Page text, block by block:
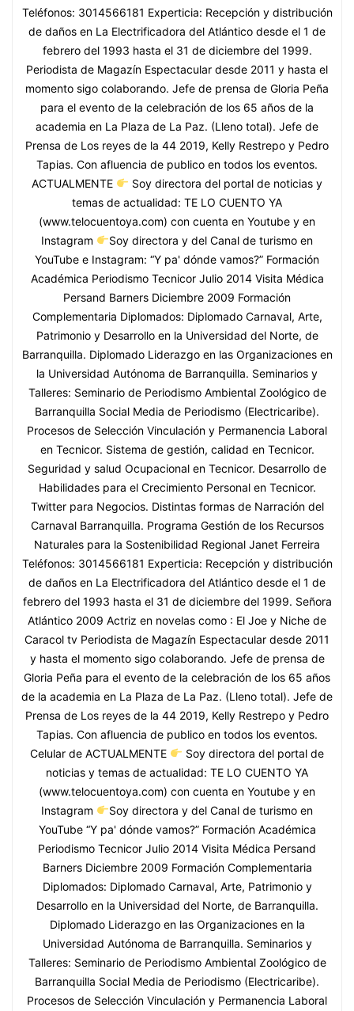
Teléfonos: 3014566181 Experticia: Recepción y distribución
de daños en La Electrificadora del Atlántico desde el 1 de
febrero del 1993 hasta el 31 de diciembre del 1999.
Periodista de Magazín Espectacular desde 2011 y hasta el
momento sigo colaborando. Jefe de prensa de Gloria Peña
para el evento de la celebración de los 65 años de la
academia en La Plaza de La Paz. (Lleno total). Jefe de
Prensa de Los reyes de la 44 2019, Kelly Restrepo y Pedro
Tapias. Con afluencia de publico en todos los eventos.
ACTUALMENTE
Soy directora del portal de noticias y
temas de actualidad: TE LO CUENTO YA
(www.telocuentoya.com) con cuenta en Youtube y en
Instagram
Soy directora y del Canal de turismo en
YouTube e Instagram: “Y pa' dónde vamos?” Formación
Académica Periodismo Tecnicor Julio 2014 Visita Médica
Persand Barners Diciembre 2009 Formación
Complementaria Diplomados: Diplomado Carnaval, Arte,
Patrimonio y Desarrollo en la Universidad del Norte, de
Barranquilla. Diplomado Liderazgo en las Organizaciones en
la Universidad Autónoma de Barranquilla. Seminarios y
Talleres: Seminario de Periodismo Ambiental Zoológico de
Barranquilla Social Media de Periodismo (Electricaribe).
Procesos de Selección Vinculación y Permanencia Laboral
en Tecnicor. Sistema de gestión, calidad en Tecnicor.
Seguridad y salud Ocupacional en Tecnicor. Desarrollo de
Habilidades para el Crecimiento Personal en Tecnicor.
Twitter para Negocios. Distintas formas de Narración del
Carnaval Barranquilla. Programa Gestión de los Recursos
Naturales para la Sostenibilidad Regional Janet Ferreira
Teléfonos: 3014566181 Experticia: Recepción y distribución
de daños en La Electrificadora del Atlántico desde el 1 de
febrero del 1993 hasta el 31 de diciembre del 1999. Señora
Atlántico 2009 Actriz en novelas como : El Joe y Niche de
Caracol tv Periodista de Magazín Espectacular desde 2011
y hasta el momento sigo colaborando. Jefe de prensa de
Gloria Peña para el evento de la celebración de los 65 años
de la academia en La Plaza de La Paz. (Lleno total). Jefe de
Prensa de Los reyes de la 44 2019, Kelly Restrepo y Pedro
Tapias. Con afluencia de publico en todos los eventos.
Celular de ACTUALMENTE
Soy directora del portal de
noticias y temas de actualidad: TE LO CUENTO YA
(www.telocuentoya.com) con cuenta en Youtube y en
Instagram
Soy directora y del Canal de turismo en
YouTube “Y pa' dónde vamos?” Formación Académica
Periodismo Tecnicor Julio 2014 Visita Médica Persand
Barners Diciembre 2009 Formación Complementaria
Diplomados: Diplomado Carnaval, Arte, Patrimonio y
Desarrollo en la Universidad del Norte, de Barranquilla.
Diplomado Liderazgo en las Organizaciones en la
Universidad Autónoma de Barranquilla. Seminarios y
Talleres: Seminario de Periodismo Ambiental Zoológico de
Barranquilla Social Media de Periodismo (Electricaribe).
Procesos de Selección Vinculación y Permanencia Laboral